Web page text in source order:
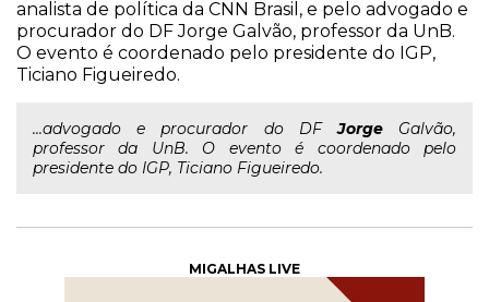
analista de política da CNN Brasil, e pelo advogado e
procurador do DF Jorge Galvão, professor da UnB.
O evento é coordenado pelo presidente do IGP,
Ticiano Figueiredo.
...advogado e procurador do DFJorgeGalvão,
professor da UnB. O evento é coordenado pelo
presidente do IGP, Ticiano Figueiredo.
MIGALHAS LIVE